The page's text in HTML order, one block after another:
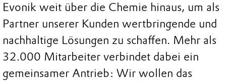
Evonik weit über die Chemie hinaus, um als
Partner unserer Kunden wertbringende und
nachhaltige Lösungen zu schaffen. Mehr als
32.000 Mitarbeiter verbindet dabei ein
gemeinsamer Antrieb: Wir wollen das